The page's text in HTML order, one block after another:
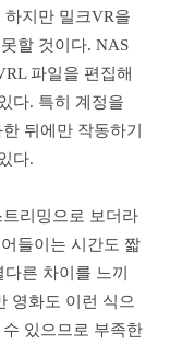
하지만 밀크VR을
할 것이다. NAS
파일을 편집해
다. 특히 계정을
뒤에만 작동하기
다.
리밍으로 보더라
들이는 시간도 짧
른 차이를 느끼
영화도 이런 식으
있으므로 부족한